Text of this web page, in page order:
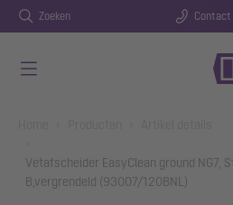
Zoeken Contact
Vetafscheider EasyClean ground NG7,
B,vergrendeld (93007/120BNL)